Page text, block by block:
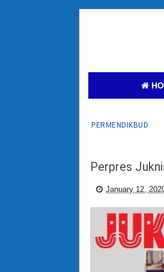
PERMENDIKBUD
Perpres
January 12,